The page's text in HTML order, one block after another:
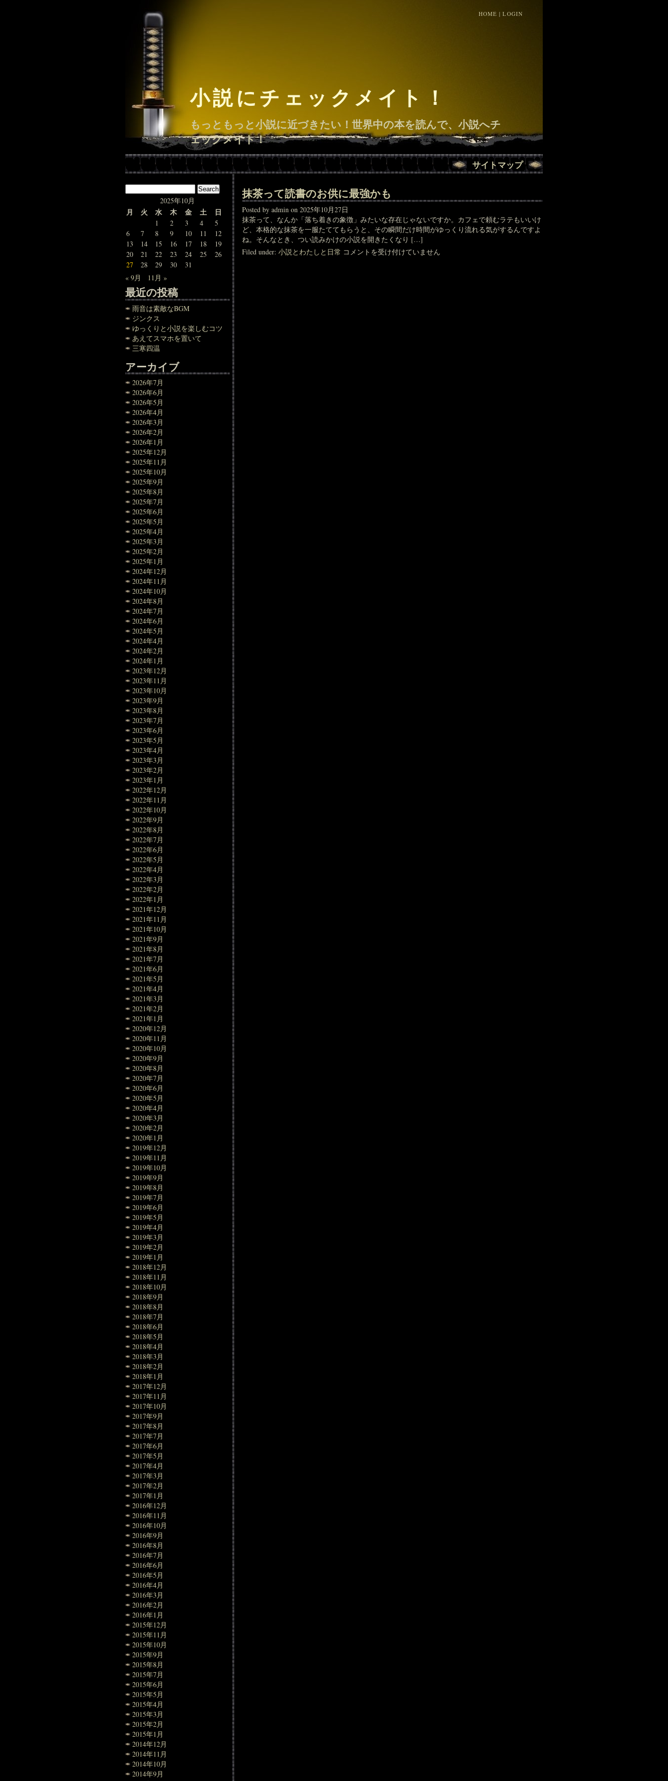
HOME |LOGIN
小説にチェックメイト！
もっともっと小説に近づきたい！世界中の本を読んで、小説へチ
ェックメイト！
サイトマップ
2025年10月
月 火 水 木 金 土 日
1 2 3 4
5
6
7 8 9 10 11
12
13
14 15 16 17 18
19
20
21 22 23 24 25
26
27
28 29 30
31
« 9月
11月 »
最近の投稿
雨音は素敵なBGM
ジンクス
ゆっくりと小説を楽しむコツ
あえてスマホを置いて
三寒四温
アーカイブ
2026年7月
2026年6月
2026年5月
2026年4月
2026年3月
2026年2月
2026年1月
2025年12月
2025年11月
2025年10月
2025年9月
2025年8月
2025年7月
2025年6月
2025年5月
2025年4月
2025年3月
2025年2月
2025年1月
2024年12月
2024年11月
2024年10月
2024年8月
2024年7月
2024年6月
2024年5月
2024年4月
2024年2月
2024年1月
2023年12月
2023年11月
2023年10月
2023年9月
2023年8月
2023年7月
2023年6月
2023年5月
2023年4月
2023年3月
2023年2月
2023年1月
2022年12月
2022年11月
2022年10月
2022年9月
2022年8月
2022年7月
2022年6月
2022年5月
2022年4月
2022年3月
2022年2月
2022年1月
2021年12月
2021年11月
2021年10月
2021年9月
2021年8月
2021年7月
2021年6月
2021年5月
2021年4月
2021年3月
2021年2月
2021年1月
2020年12月
2020年11月
2020年10月
2020年9月
2020年8月
2020年7月
2020年6月
2020年5月
2020年4月
2020年3月
2020年2月
2020年1月
2019年12月
2019年11月
2019年10月
2019年9月
2019年8月
2019年7月
2019年6月
2019年5月
2019年4月
2019年3月
2019年2月
2019年1月
2018年12月
2018年11月
2018年10月
2018年9月
2018年8月
2018年7月
2018年6月
2018年5月
2018年4月
2018年3月
2018年2月
2018年1月
2017年12月
2017年11月
2017年10月
2017年9月
2017年8月
2017年7月
2017年6月
2017年5月
2017年4月
2017年3月
2017年2月
2017年1月
2016年12月
2016年11月
2016年10月
2016年9月
2016年8月
2016年7月
2016年6月
2016年5月
2016年4月
2016年3月
2016年2月
2016年1月
2015年12月
2015年11月
2015年10月
2015年9月
2015年8月
2015年7月
2015年6月
2015年5月
2015年4月
2015年3月
2015年2月
2015年1月
2014年12月
2014年11月
2014年10月
2014年9月
抹茶って読書のお供に最強かも
Posted by admin on 2025年10月27日
抹茶って、なんか「落ち着きの象徴」みたいな存在じゃないですか。カフェで頼むラテもいいけ
ど、本格的な抹茶を一服たててもらうと、その瞬間だけ時間がゆっくり流れる気がするんですよ
ね。そんなとき、つい読みかけの小説を開きたくなり […]
Filed under:小説とわたしと日常 抹
コメントを受け付けていません